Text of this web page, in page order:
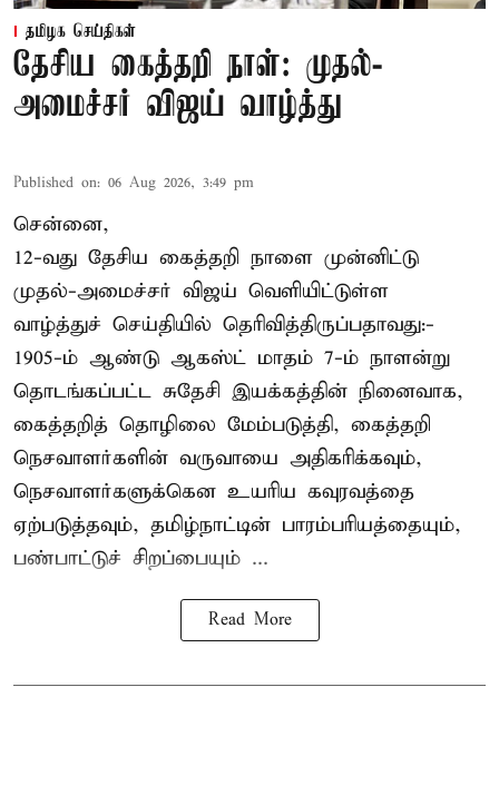
தமிழக செய்திகள்
தேசிய கைத்தறி நாள்: முதல்-
அமைச்சர் விஜய் வாழ்த்து
Published on: 06 Aug 2026, 3:49 pm
சென்னை,
12-வது தேசிய கைத்தறி நாளை முன்னிட்டு
முதல்-அமைச்சர் விஜய் வெளியிட்டுள்ள
வாழ்த்துச் செய்தியில் தெரிவித்திருப்பதாவது:-
1905-ம் ஆண்டு ஆகஸ்ட் மாதம் 7-ம் நாளன்று
தொடங்கப்பட்ட சுதேசி இயக்கத்தின் நினைவாக,
கைத்தறித் தொழிலை மேம்படுத்தி, கைத்தறி
நெசவாளர்களின் வருவாயை அதிகரிக்கவும்,
நெசவாளர்களுக்கென உயரிய கவுரவத்தை
ஏற்படுத்தவும், தமிழ்நாட்டின் பாரம்பரியத்தையும்,
பண்பாட்டுச் சிறப்பையும் ...
Read More